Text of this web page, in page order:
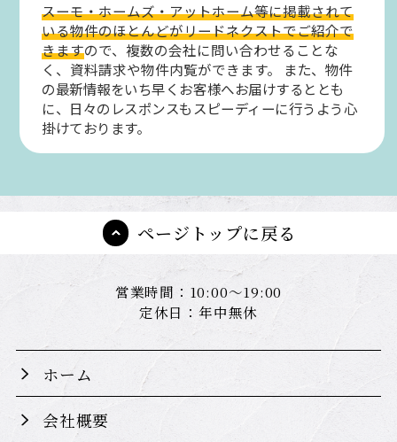
スーモ・ホームズ・アットホーム等に掲載されて
いる物件のほとんどがリードネクストでご紹介で
きますので、複数の会社に問い合わせることな
く、資料請求や物件内覧ができます。
また、物件
の最新情報をいち早くお客様へお届けするととも
に、日々のレスポンスもスピーディーに行うよう心
掛けております。
ページトップに戻る
営業時間：10:00～19:00
定休日：年中無休
ホーム
会社概要